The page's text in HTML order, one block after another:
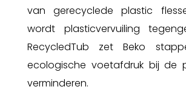
van gerecyclede plastic
wordt plasticvervuiling
RecycledTub zet Beko
ecologische voetafdruk bij de
verminderen.